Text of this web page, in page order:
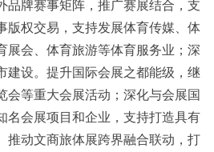
品牌赛事矩阵，推广赛展结合，支
版权交易，支持发展体育传媒、体
展会、体育旅游等体育服务业；深
建设。提升国际会展之都能级，继
会等重大会展活动；深化与会展国
名会展项目和企业，支持打造具有
推动文商旅体展跨界融合联动，打